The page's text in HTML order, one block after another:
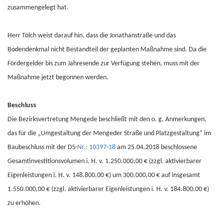
zusammengelegt hat.
Herr Tölch weist darauf hin, dass die Jonathanstraße und das
Bodendenkmal nicht Bestandteil der geplanten Maßnahme sind. Da die
Fördergelder bis zum Jahresende zur Verfügung stehen, muss mit der
Maßnahme jetzt begonnen werden.
Beschluss
Die Bezirksvertretung Mengede beschließt mit den o. g. Anmerkungen,
das für die „Umgestaltung der Mengeder Straße und Platzgestaltung“ im
Baubeschluss mit der DS-Nr.: 10397-18 am 25.04.2018 beschlossene
Gesamtinvestitionsvolumen i. H. v. 1.250.000,00 € (zzgl. aktivierbarer
Eigenleistungen i. H. v. 148.800,00 €) um 300.000,00 € auf insgesamt
1.550.000,00 € (zzgl. aktivierbarer Eigenleistungen i. H. v. 184.800,00 €)
zu erhöhen.